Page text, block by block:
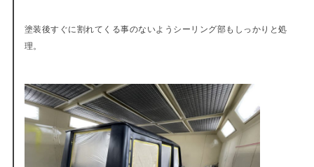
塗装後すぐに割れてくる事のないようシーリング部もしっかりと処
理。